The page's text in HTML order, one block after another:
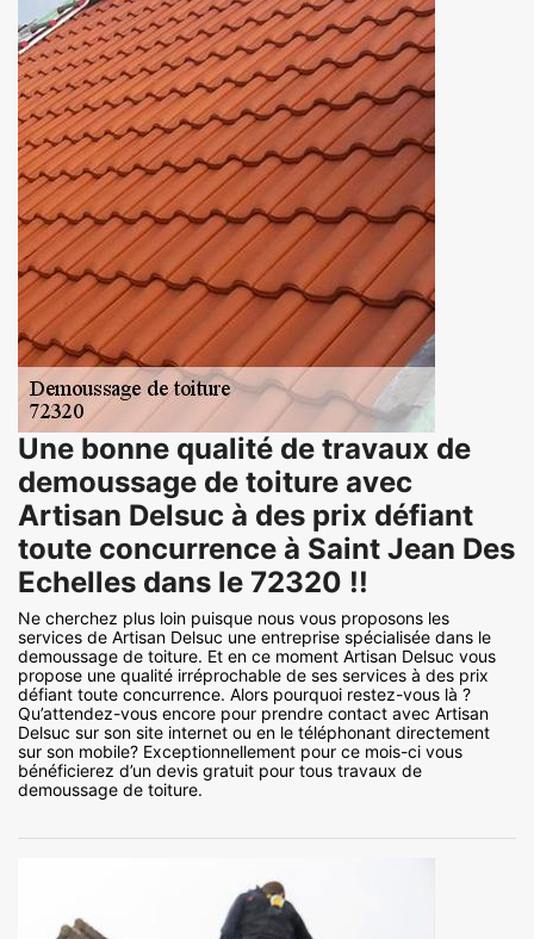
Une bonne qualité de travaux de
demoussage de toiture avec
Artisan Delsuc à des prix défiant
toute concurrence à Saint Jean Des
Echelles dans le 72320 !!
Ne cherchez plus loin puisque nous vous proposons les
services de Artisan Delsuc une entreprise spécialisée dans le
demoussage de toiture. Et en ce moment Artisan Delsuc vous
propose une qualité irréprochable de ses services à des prix
défiant toute concurrence. Alors pourquoi restez-vous là ?
Qu’attendez-vous encore pour prendre contact avec Artisan
Delsuc sur son site internet ou en le téléphonant directement
sur son mobile? Exceptionnellement pour ce mois-ci vous
bénéficierez d’un devis gratuit pour tous travaux de
demoussage de toiture.